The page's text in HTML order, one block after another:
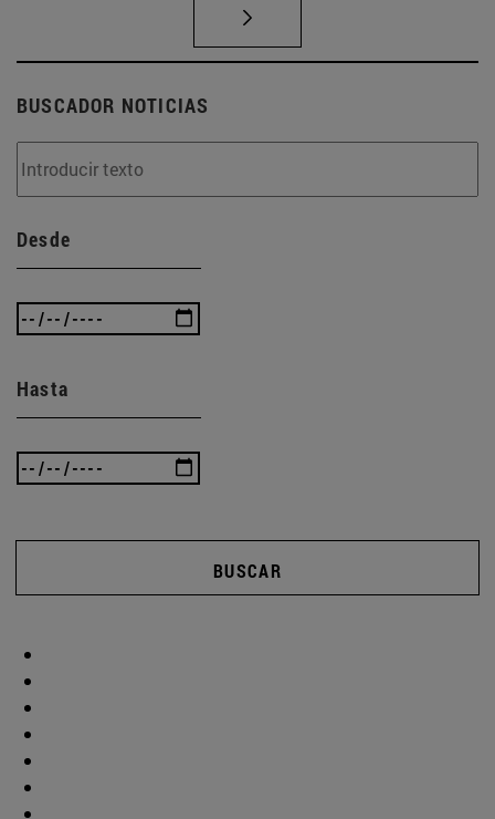
BUSCADOR NOTICIAS
Desde
Hasta
BUSCAR